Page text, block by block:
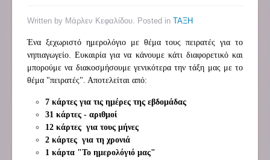
Written by Μάρλεν Κεφαλίδου. Posted in ΤΑΞΗ
Ένα ξεχωριστό ημερολόγιο με θέμα τους πειρατές για το
νηπιαγωγείο. Ευκαιρία για να κάνουμε κάτι διαφορετικό και
μπορούμε να διακοσμήσουμε γενικότερα την τάξη μας με το
θέμα "πειρατές". Αποτελείται από:
7 κάρτες για τις ημέρες της εβδομάδας
31 κάρτες - αριθμοί
12 κάρτες για τους μήνες
2 κάρτες για τη χρονιά
1 κάρτα "Το ημερολόγιό μας"